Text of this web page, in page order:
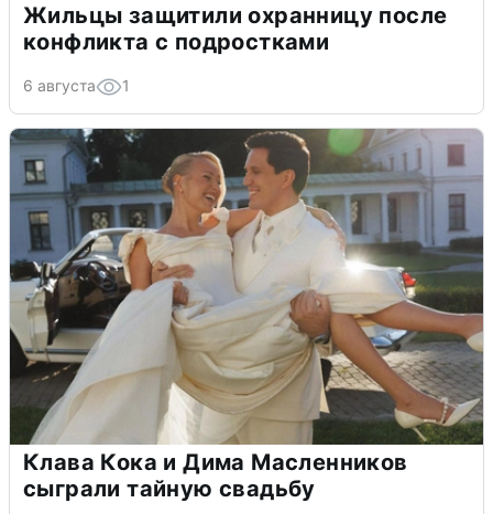
Жильцы защитили охранницу после
конфликта с подростками
6 августа 1
Клава Кока и Дима Масленников
сыграли тайную свадьбу